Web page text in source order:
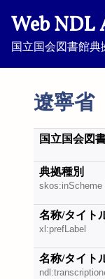
Web
国立国会図書館
遼寧省
国立国会図
典拠種別
skos:inScheme
名称/タイト
xl:prefLabel
名称/タイト